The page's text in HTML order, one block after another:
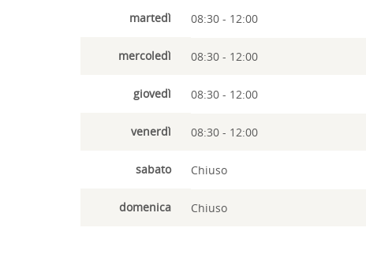
martedì 08:30 - 12:00
mercoledì 08:30 - 12:00
giovedì 08:30 - 12:00
venerdì 08:30 - 12:00
sabato Chiuso
domenica Chiuso